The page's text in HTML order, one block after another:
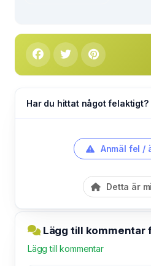
Har du hittat något felaktigt?
Anmäl fel /
Detta är
Lägg till kommentar
Lägg till kommentar